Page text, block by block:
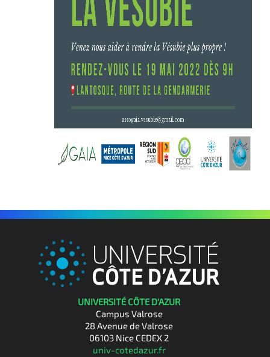
UNIVERSITÉ CÔTE D'AZUR
Campus Valrose
28 Avenue de Valrose
06103 Nice CEDEX 2
univ-cotedazur.fr